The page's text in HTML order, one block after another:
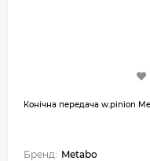
Конічна передача w.pinion
Бренд: Metabo